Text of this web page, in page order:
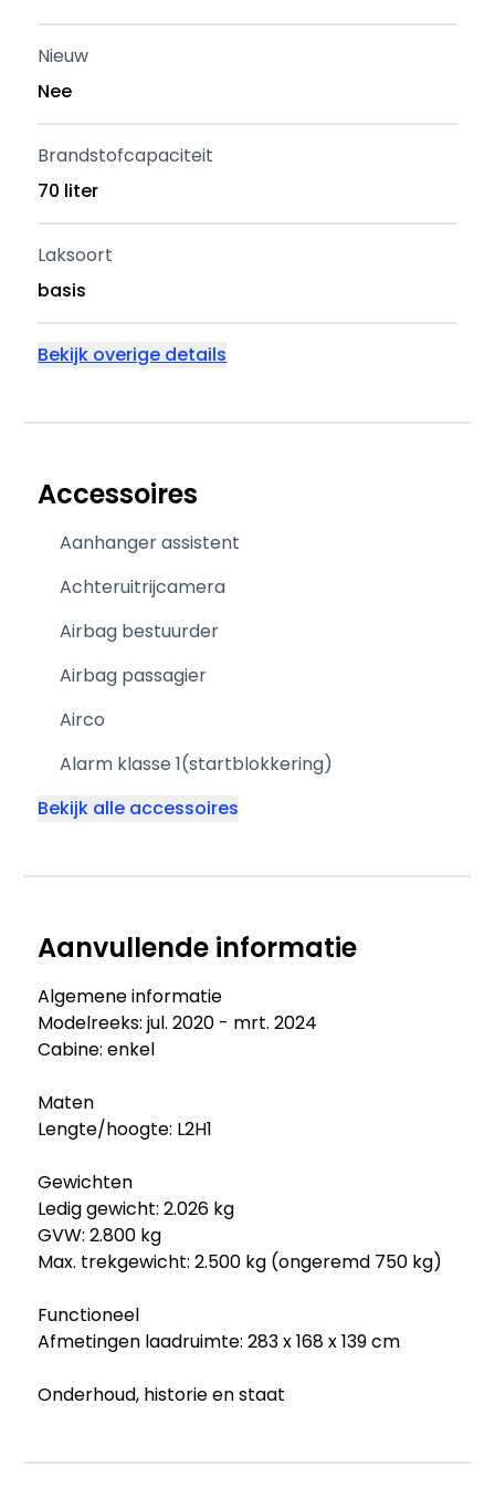
Nieuw
Nee
Brandstofcapaciteit
70 liter
Laksoort
basis
Bekijk overige details
Accessoires
Aanhanger assistent
Achteruitrijcamera
Airbag bestuurder
Airbag passagier
Airco
Alarm klasse 1(startblokkering)
Bekijk alle accessoires
Aanvullende informatie
Algemene informatie
Modelreeks: jul. 2020 - mrt. 2024
Cabine: enkel
Maten
Lengte/hoogte: L2H1
Gewichten
Ledig gewicht: 2.026 kg
GVW: 2.800 kg
Max. trekgewicht: 2.500 kg (ongeremd 750 kg)
Functioneel
Afmetingen laadruimte: 283 x 168 x 139 cm
Onderhoud, historie en staat